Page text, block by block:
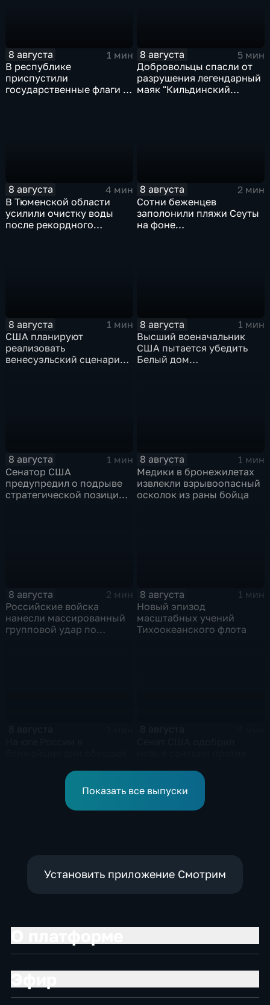
8 августа
1 мин
В республике
приспустили
государственные флаги и
8 августа
5 мин
Добровольцы спасли от
разрушения легендарный
маяк "Кильдинский
8 августа
4 мин
В Тюменской области
усилили очистку воды
после рекордного
8 августа
2 мин
Сотни беженцев
заполонили пляжи Сеуты
на фоне
8 августа
1 мин
США планируют
реализовать
венесуэльский сценарий
8 августа
1 мин
Высший военачальник
США пытается убедить
Белый дом
8 августа
1 мин
Сенатор США
предупредил о подрыве
стратегической позиции
8 августа
1 мин
Медики в бронежилетах
извлекли взрывоопасный
осколок из раны бойца
8 августа
2 мин
Российские войска
нанесли массированный
групповой удар по
8 августа
1 мин
Новый эпизод
масштабных учений
Тихоокеанского флота
Показать все выпуски
Установить приложение Смотрим